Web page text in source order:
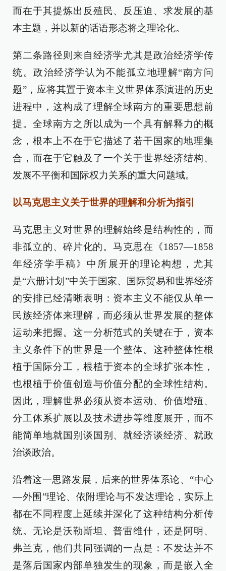
而在于其提炼出反殖民、反压迫、求发展的基
本主题，并以新的话语形态将之理论化。
第二条路径则来自经济学尤其是政治经济学传
统。政治经济学认为不能孤立地理解“南方问
题”，应将其置于资本主义世界体系演进的历史
进程中，这构成了理解全球南方的重要思想前
提。全球南方之所以成为一个具有解释力的概
念，根本上不在于它描述了若干国家的地理集
合，而在于它触及了一个关于世界经济结构、
发展不平衡和国际权力关系的重大问题域。
以马克思主义关于世界的理解和分析为指引
马克思主义对世界的理解始终是结构性的，而
非孤立的、碎片化的。马克思在《1857—1858
年经济学手稿》中所展开的理论构想，尤其
是“六册计划”中关于国家、国际贸易和世界经济
的安排已经清晰表明：资本主义不能仅从单一
民族经济体来理解，而必须从世界发展的整体
运动来把握。这一分析范式的关键在于，资本
主义条件下的世界是一个整体。这种整体性根
植于国际分工，根植于资本的全球扩张本性，
也根植于价值创造与价值分配的全球性结构。
因此，理解世界必须从资本运动、价值增殖、
分工体系扩展以及技术进步等维度展开，而不
能简单地就国别谈国别、就经济谈经济、就政
治谈政治。
沿着这一思路发展，后来的世界体系论、“中心
—外围”理论、依附理论与不发达理论，实际上
都在不同程度上延续并深化了这种结构分析传
统。无论是沃勒斯坦、普雷维什，还是阿明、
弗兰克，他们共同强调的一点是：不发达并不
是落后国家内部单独发生的现象，而是嵌入全